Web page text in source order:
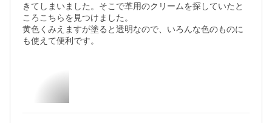
きてしまいました。そこで革用のクリームを探していたと
ころこちらを見つけました。
黄色くみえますが塗ると透明なので、いろんな色のものに
も使えて便利です。